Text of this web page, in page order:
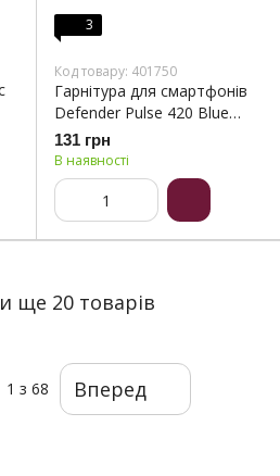
3
Код товару: 401750
Гарнітура для смартфонів
Defender Pulse 420 Blue
(63423)
131 грн
В наявності
ще 20 товарів
1 з 68 Вперед